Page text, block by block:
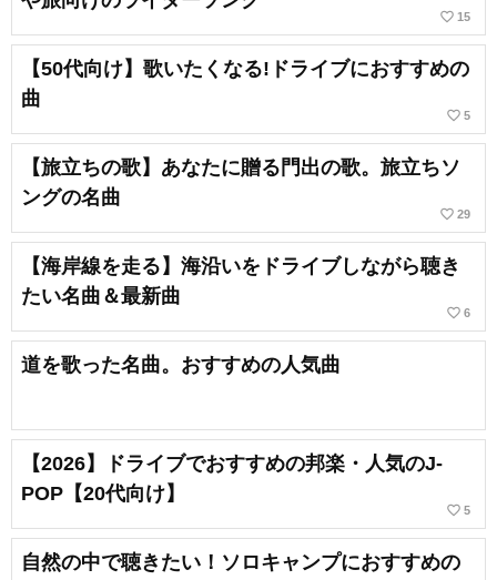
favorite_border 15
【50代向け】歌いたくなる!ドライブにおすすめの
曲
favorite_border 5
【旅立ちの歌】あなたに贈る門出の歌。旅立ちソ
ングの名曲
favorite_border 29
【海岸線を走る】海沿いをドライブしながら聴き
たい名曲＆最新曲
favorite_border 6
道を歌った名曲。おすすめの人気曲
【2026】ドライブでおすすめの邦楽・人気のJ-
POP【20代向け】
favorite_border 5
自然の中で聴きたい！ソロキャンプにおすすめの